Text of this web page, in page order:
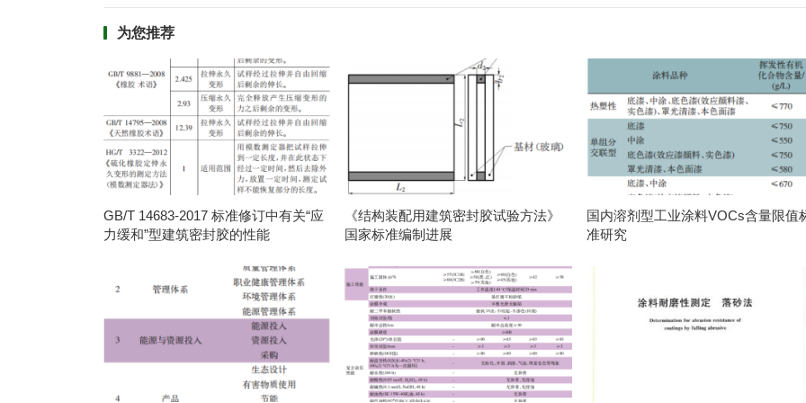
为您推荐
GB/T 14683-2017 标准修订中有关“应
力缓和”型建筑密封胶的性能
《结构装配用建筑密封胶试验方法》
国家标准编制进展
国内溶剂型工业涂料VOCs含量限值
准研究